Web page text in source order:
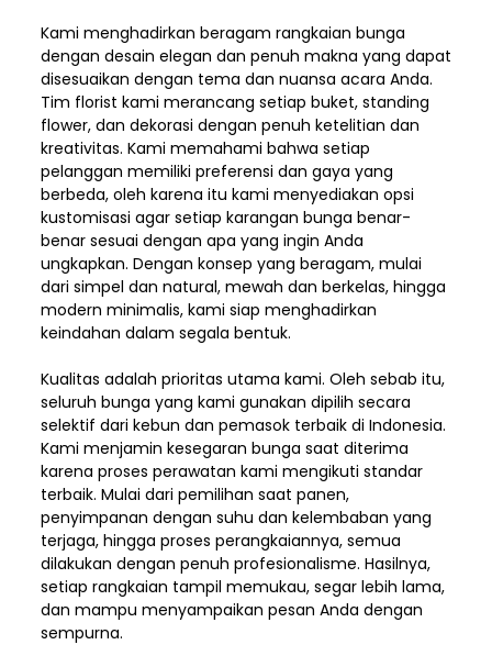
Kami menghadirkan beragam rangkaian bunga
dengan desain elegan dan penuh makna yang dapat
disesuaikan dengan tema dan nuansa acara Anda.
Tim florist kami merancang setiap buket, standing
flower, dan dekorasi dengan penuh ketelitian dan
kreativitas. Kami memahami bahwa setiap
pelanggan memiliki preferensi dan gaya yang
berbeda, oleh karena itu kami menyediakan opsi
kustomisasi agar setiap karangan bunga benar-
benar sesuai dengan apa yang ingin Anda
ungkapkan. Dengan konsep yang beragam, mulai
dari simpel dan natural, mewah dan berkelas, hingga
modern minimalis, kami siap menghadirkan
keindahan dalam segala bentuk.
Kualitas adalah prioritas utama kami. Oleh sebab itu,
seluruh bunga yang kami gunakan dipilih secara
selektif dari kebun dan pemasok terbaik di Indonesia.
Kami menjamin kesegaran bunga saat diterima
karena proses perawatan kami mengikuti standar
terbaik. Mulai dari pemilihan saat panen,
penyimpanan dengan suhu dan kelembaban yang
terjaga, hingga proses perangkaiannya, semua
dilakukan dengan penuh profesionalisme. Hasilnya,
setiap rangkaian tampil memukau, segar lebih lama,
dan mampu menyampaikan pesan Anda dengan
sempurna.